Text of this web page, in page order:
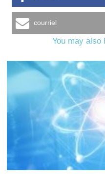
courriel
You may also